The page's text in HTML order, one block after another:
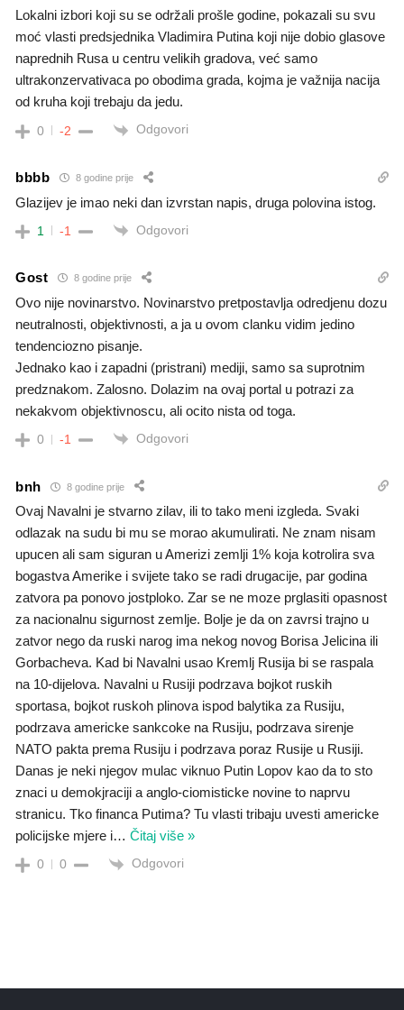
Lokalni izbori koji su se održali prošle godine, pokazali su svu
moć vlasti predsjednika Vladimira Putina koji nije dobio glasove
naprednih Rusa u centru velikih gradova, već samo
ultrakonzervativaca po obodima grada, kojma je važnija nacija
od kruha koji trebaju da jedu.
0 -2 Odgovori
bbbb 8 godine prije
Glazijev je imao neki dan izvrstan napis, druga polovina istog.
1 -1 Odgovori
Gost 8 godine prije
Ovo nije novinarstvo. Novinarstvo pretpostavlja odredjenu dozu
neutralnosti, objektivnosti, a ja u ovom clanku vidim jedino
tendenciozno pisanje.
Jednako kao i zapadni (pristrani) mediji, samo sa suprotnim
predznakom. Zalosno. Dolazim na ovaj portal u potrazi za
nekakvom objektivnoscu, ali ocito nista od toga.
0 -1 Odgovori
bnh 8 godine prije
Ovaj Navalni je stvarno zilav, ili to tako meni izgleda. Svaki
odlazak na sudu bi mu se morao akumulirati. Ne znam nisam
upucen ali sam siguran u Amerizi zemlji 1% koja kotrolira sva
bogastva Amerike i svijete tako se radi drugacije, par godina
zatvora pa ponovo jostploko. Zar se ne moze prglasiti opasnost
za nacionalnu sigurnost zemlje. Bolje je da on zavrsi trajno u
zatvor nego da ruski narog ima nekog novog Borisa Jelicina ili
Gorbacheva. Kad bi Navalni usao Kremlj Rusija bi se raspala
na 10-dijelova. Navalni u Rusiji podrzava bojkot ruskih
sportasa, bojkot ruskoh plinova ispod balytika za Rusiju,
podrzava americke sankcoke na Rusiju, podrzava sirenje
NATO pakta prema Rusiju i podrzava poraz Rusije u Rusiji.
Danas je neki njegov mulac viknuo Putin Lopov kao da to sto
znaci u demokjraciji a anglo-ciomisticke novine to naprvu
stranicu. Tko financa Putima? Tu vlasti tribaju uvesti americke
policijske mjere i… Čitaj više »
0 0 Odgovori